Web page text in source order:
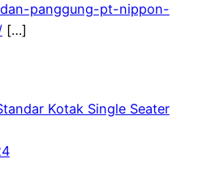
panggung-pt-nippon-
[…]
Kotak Single Seater